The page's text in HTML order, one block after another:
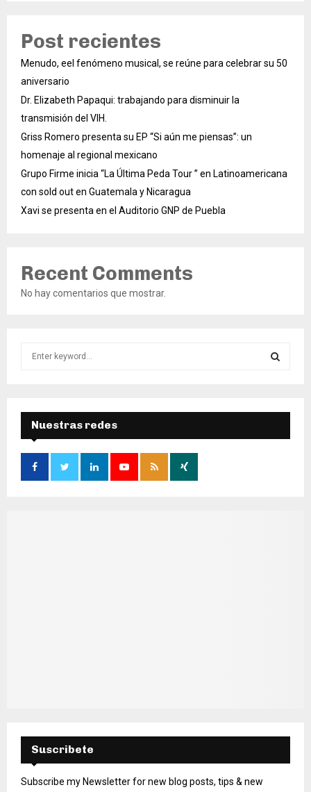
Post recientes
Menudo, eel fenómeno musical, se reúne para celebrar su 50
aniversario
Dr. Elizabeth Papaqui: trabajando para disminuir la
transmisión del VIH.
Griss Romero presenta su EP “Si aún me piensas”: un
homenaje al regional mexicano
Grupo Firme inicia “La Última Peda Tour ” en Latinoamericana
con sold out en Guatemala y Nicaragua
Xavi se presenta en el Auditorio GNP de Puebla
Recent Comments
No hay comentarios que mostrar.
f
o
:
E
A
Nuestras redes
Suscribete
Subscribe my Newsletter for new blog posts, tips & new